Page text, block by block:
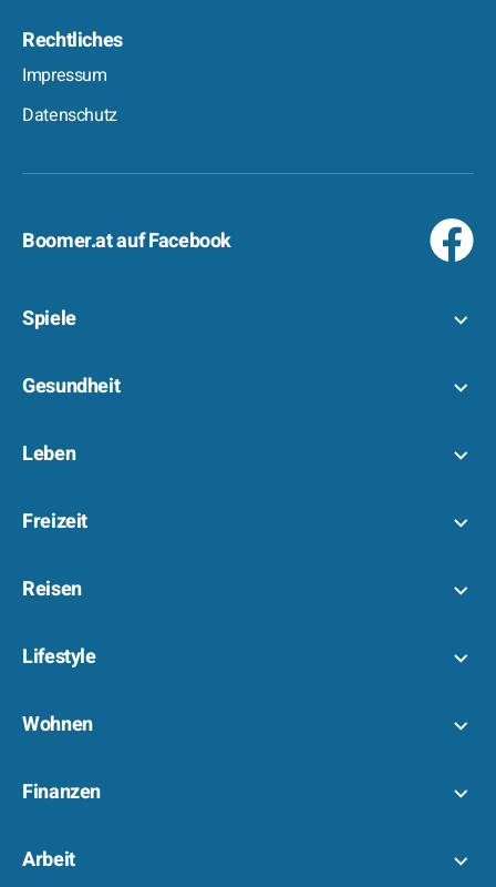
Rechtliches
Impressum
Datenschutz
Boomer.at auf Facebook
Spiele
Gesundheit
Leben
Freizeit
Reisen
Lifestyle
Wohnen
Finanzen
Arbeit